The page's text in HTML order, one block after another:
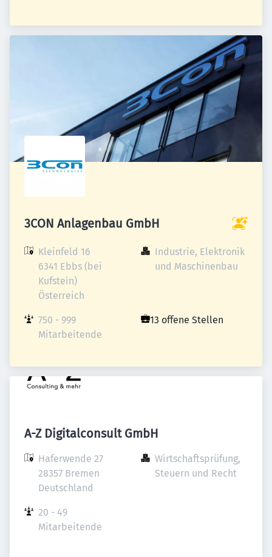
3CON Anlagenbau GmbH
Kleinfeld 16
6341 Ebbs (bei
Kufstein)
Österreich
Industrie, Elektronik
und Maschinenbau
750 - 999
Mitarbeitende
13 offene Stellen
A-Z Digitalconsult GmbH
Haferwende 27
28357 Bremen
Deutschland
Wirtschaftsprüfung,
Steuern und Recht
20 - 49
Mitarbeitende